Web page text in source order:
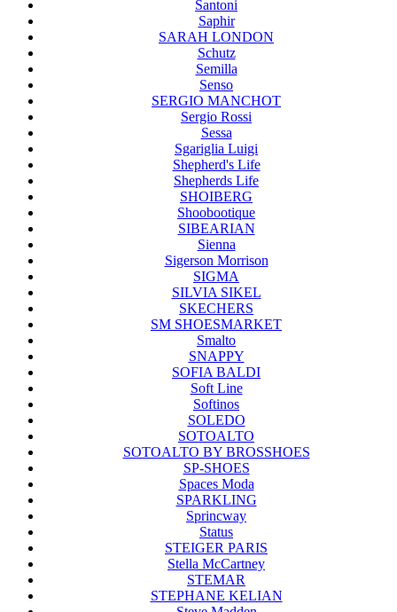
Santoni
Saphir
SARAH LONDON
Schutz
Semilla
Senso
SERGIO MANCHOT
Sergio Rossi
Sessa
Sgariglia Luigi
Shepherd's Life
Shepherds Life
SHOIBERG
Shoobootique
SIBEARIAN
Sienna
Sigerson Morrison
SIGMA
SILVIA SIKEL
SKECHERS
SM SHOESMARKET
Smalto
SNAPPY
SOFIA BALDI
Soft Line
Softinos
SOLEDO
SOTOALTO
SOTOALTO BY BROSSHOES
SP-SHOES
Spaces Moda
SPARKLING
Sprincway
Status
STEIGER PARIS
Stella McCartney
STEMAR
STEPHANE KELIAN